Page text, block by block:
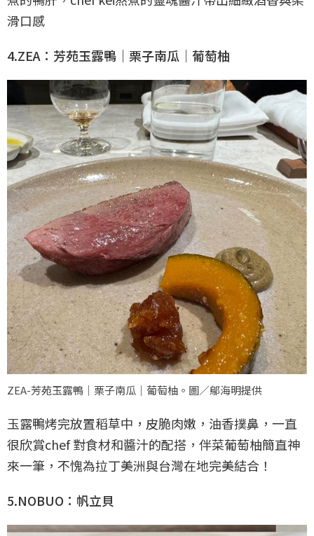
滑口感
4.ZEA：芳苑玉露鴨｜栗子南瓜｜葡萄柚
ZEA-芳苑玉露鴨｜栗子南瓜｜葡萄柚。圖／鄔海明提供
玉露鴨烤完放置稻草中，皮脆肉嫩，油香撲鼻，一直
很欣賞chef 對食材和醬汁的配搭，伴菜葡萄柚簡直神
來一筆，不愧為拉丁美洲與台灣在地完美結合！
5.NOBUO：帆立貝